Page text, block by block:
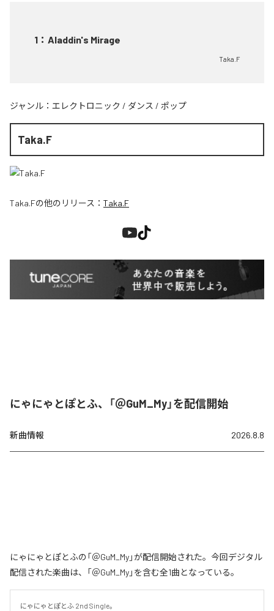
1 ： Aladdin's Mirage
Taka.F
ジャンル： エレクトロニック / ダンス / ポップ
Taka.F
Taka.Fの他のリリース： Taka.F
にゃにゃとぽとふ、「＠GuM_My」を配信開始
新曲情報 2026.8.8
にゃにゃとぽとふの「＠GuM_My」が配信開始された。今回デジタル
配信された楽曲は、「＠GuM_My」を含む全1曲となっている。
にゃにゃとぽとふ 2nd Single。